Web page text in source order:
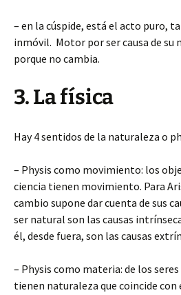
– en la cúspide, está el acto puro,
inmóvil. Motor por ser causa de
porque no cambia.
3. La física
Hay 4 sentidos de la naturaleza o
– Physis como movimiento: los
ciencia tienen movimiento. Para
cambio supone dar cuenta de sus
ser natural son las causas
él, desde fuera, son las causas
– Physis como materia: de los
tienen naturaleza que coincide